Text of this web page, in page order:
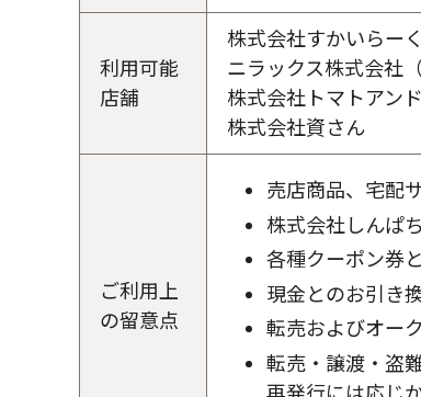
利用可能
店舗
株式会社すかいらー
ニラックス株式会社
株式会社トマトアン
株式会社資さん
ご利用上
の留意点
売店商品、宅配
株式会社しんぱ
各種クーポン券
現金とのお引き
転売およびオー
転売・譲渡・盗